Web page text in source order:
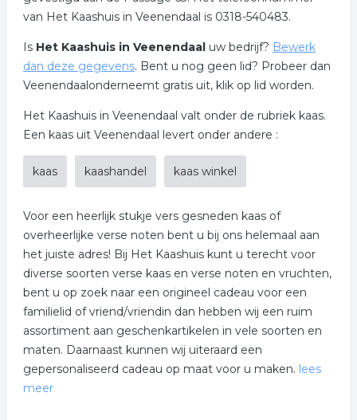
van Het Kaashuis in Veenendaal is 0318-540483.
Is Het Kaashuis in Veenendaaluw bedrijf? Bewerk
dan deze gegevens. Bent u nog geen lid? Probeer dan
Veenendaalonderneemt gratis uit, klik op lid worden.
Het Kaashuis in Veenendaal valt onder de rubriek kaas.
Een kaas uit Veenendaal levert onder andere :
kaas kaashandel kaas winkel
Voor een heerlijk stukje vers gesneden kaas of
overheerlijke verse noten bent u bij ons helemaal aan
het juiste adres! Bij Het Kaashuis kunt u terecht voor
diverse soorten verse kaas en verse noten en vruchten,
bent u op zoek naar een origineel cadeau voor een
familielid of vriend/vriendin dan hebben wij een ruim
assortiment aan geschenkartikelen in vele soorten en
maten. Daarnaast kunnen wij uiteraard een
gepersonaliseerd cadeau op maat voor u maken. lees
meer